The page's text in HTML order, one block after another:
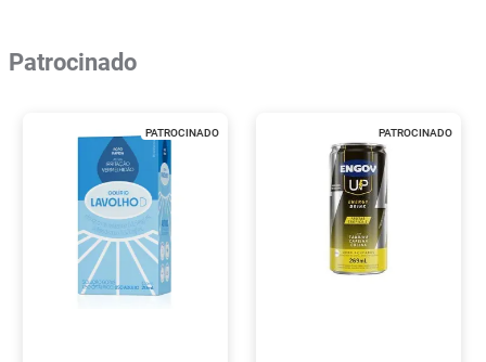
Patrocinado
PATROCINADO PATROCINADO